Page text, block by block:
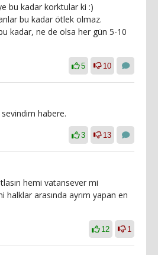
bu kadar korktular ki :)
bu kadar ötlek olmaz.
kadar, ne de olsa her gün 5-10
5 10
habere.
3 13
hemi vatansever mi
halklar arasında ayrım yapan en
12 1